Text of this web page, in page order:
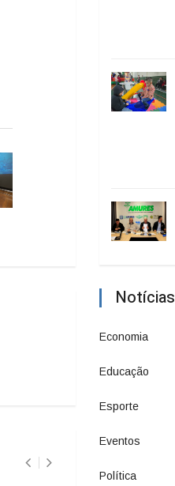
Notícias
Economia
Educação
Esporte
Eventos
Política